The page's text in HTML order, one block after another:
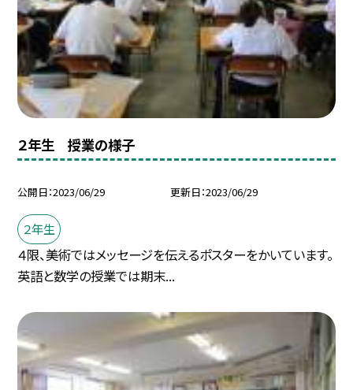
２年生 授業の様子
公開日 2023/06/29 更新日 2023/06/29
２年生
４限、美術ではメッセージを伝えるポスターをかいています。
英語と数学の授業では期末...